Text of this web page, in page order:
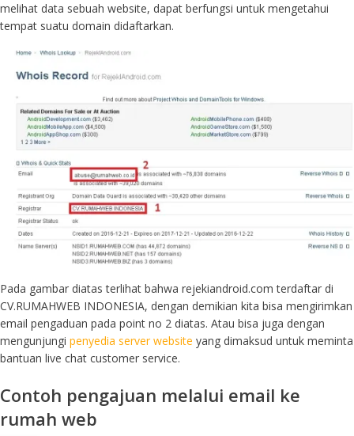
melihat data sebuah website, dapat berfungsi untuk mengetahui
tempat suatu domain didaftarkan.
Pada gambar diatas terlihat bahwa rejekiandroid.com terdaftar di
CV.RUMAHWEB INDONESIA, dengan demikian kita bisa mengirimkan
email pengaduan pada point no 2 diatas. Atau bisa juga dengan
mengunjungi penyedia server website yang dimaksud untuk meminta
bantuan live chat customer service.
Contoh pengajuan melalui email ke
rumah web